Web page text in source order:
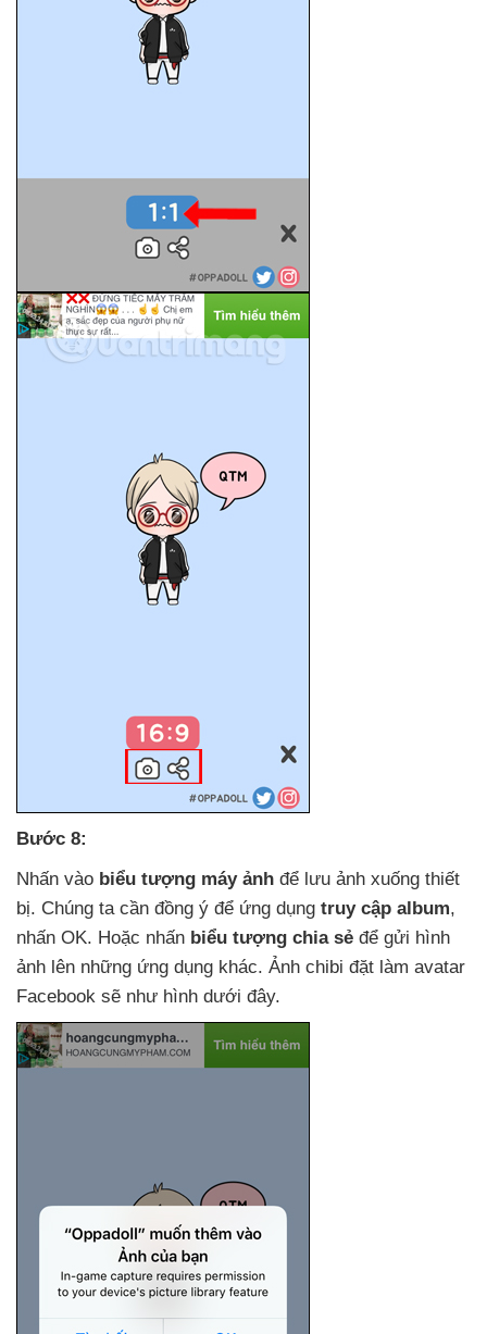
Bước 8:
Nhấn vào biểu tượng máy ảnh để lưu ảnh xuống thiết
bị. Chúng ta cần đồng ý để ứng dụng truy cập album,
nhấn OK. Hoặc nhấn biểu tượng chia sẻ để gửi hình
ảnh lên những ứng dụng khác. Ảnh chibi đặt làm avatar
Facebook sẽ như hình dưới đây.